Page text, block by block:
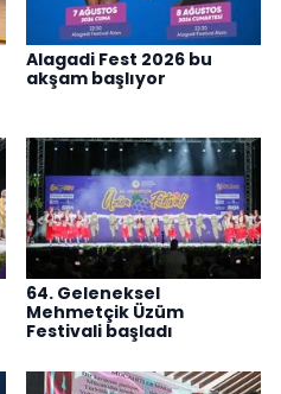
Alagadi Fest 2026 bu
akşam başlıyor
64. Geleneksel
Mehmetçik Üzüm
Festivali başladı